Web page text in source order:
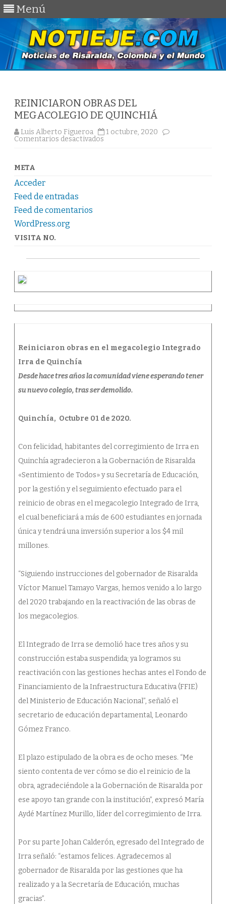
Menú
REINICIARON OBRAS DEL
MEGACOLEGIO DE QUINCHIÁ
Luis Alberto Figueroa
1 octubre, 2020
Comentarios desactivados
META
Acceder
Feed de entradas
Feed de comentarios
WordPress.org
VISITA NO.
Reiniciaron obras en el megacolegio Integrado
Irra de Quinchía
Desde hace tres años la comunidad viene esperando tener
su nuevo colegio, tras ser demolido.
Quinchía, Octubre 01 de 2020.
Con felicidad, habitantes del corregimiento de Irra en
Quinchía agradecieron a la Gobernación de Risaralda
«Sentimiento de Todos» y su Secretaría de Educación,
por la gestión y el seguimiento efectuado para el
reinicio de obras en el megacolegio Integrado de Irra,
el cual beneficiará a más de 600 estudiantes en jornada
única y tendrá una inversión superior a los $4 mil
millones.
“Siguiendo instrucciones del gobernador de Risaralda
Víctor Manuel Tamayo Vargas, hemos venido a lo largo
del 2020 trabajando en la reactivación de las obras de
los megacolegios.
El Integrado de Irra se demolió hace tres años y su
construcción estaba suspendida; ya logramos su
reactivación con las gestiones hechas antes el Fondo de
Financiamiento de la Infraestructura Educativa (FFIE)
del Ministerio de Educación Nacional”, señaló el
secretario de educación departamental, Leonardo
Gómez Franco.
El plazo estipulado de la obra es de ocho meses. “Me
siento contenta de ver cómo se dio el reinicio de la
obra, agradeciéndole a la Gobernación de Risaralda por
ese apoyo tan grande con la institución”, expresó María
Aydé Martínez Murillo, líder del corregimiento de Irra.
Por su parte Johan Calderón, egresado del Integrado de
Irra señaló: “estamos felices. Agradecemos al
gobernador de Risaralda por las gestiones que ha
realizado y a la Secretaría de Educación, muchas
gracias”.